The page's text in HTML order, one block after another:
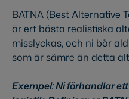
BATNA (Best Alternative
är ert bästa realistiska
misslyckas, och ni bör
som är sämre än detta
Exempel: Ni förhandlar